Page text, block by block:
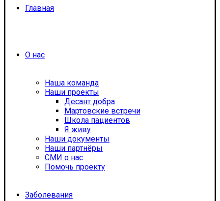
Главная
О нас
Наша команда
Наши проекты
Десант добра
Мартовские встречи
Школа пациентов
Я живу
Наши документы
Наши партнёры
СМИ о нас
Помочь проекту
Заболевания